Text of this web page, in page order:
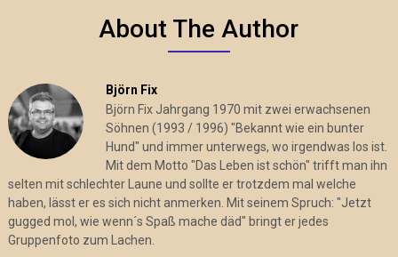
About The Author
Björn Fix
Björn Fix Jahrgang 1970 mit zwei erwachsenen
Söhnen (1993 / 1996) "Bekannt wie ein bunter
Hund" und immer unterwegs, wo irgendwas los ist.
Mit dem Motto "Das Leben ist schön" trifft man ihn
selten mit schlechter Laune und sollte er trotzdem mal welche
haben, lässt er es sich nicht anmerken. Mit seinem Spruch: "Jetzt
gugged mol, wie wenn´s Spaß mache däd" bringt er jedes
Gruppenfoto zum Lachen.